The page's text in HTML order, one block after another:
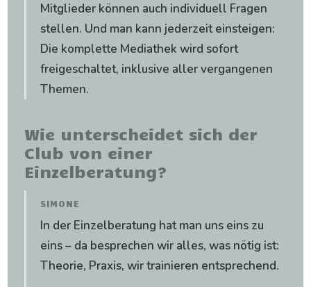
Mitglieder können auch individuell Fragen
stellen. Und man kann jederzeit einsteigen:
Die komplette Mediathek wird sofort
freigeschaltet, inklusive aller vergangenen
Themen.
Wie unterscheidet sich der
Club von einer
Einzelberatung?
SIMONE
In der Einzelberatung hat man uns eins zu
eins – da besprechen wir alles, was nötig ist:
Theorie, Praxis, wir trainieren entsprechend.